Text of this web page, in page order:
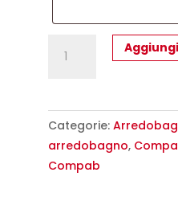
L
145
x
Categorie:
arredobagno,
Compab